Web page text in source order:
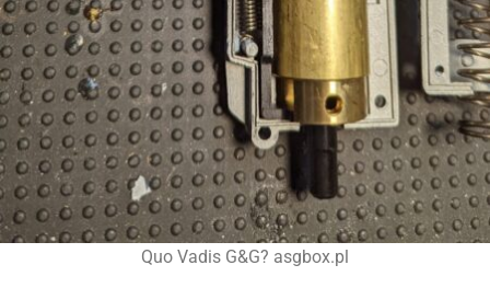
Quo Vadis G&G? asgbox.pl